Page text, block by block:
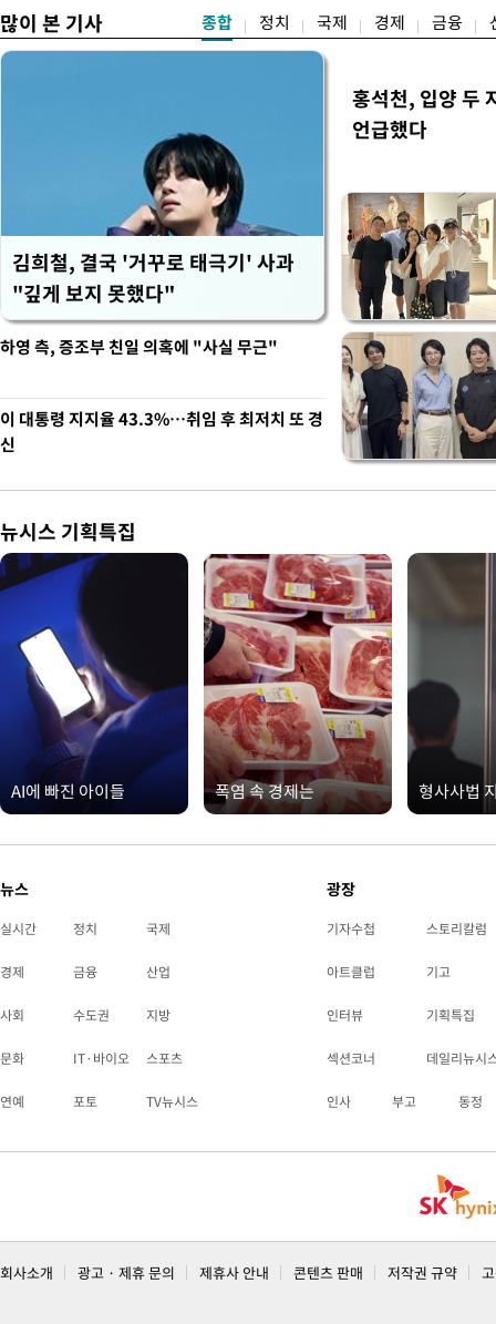
많이 본 기사 종합 정치 국제 경제 금융
김희철, 결국 '거꾸로 태극기' 사과
"깊게 보지 못했다"
홍석천, 입양 두
언급했다
하영 측, 증조부 친일 의혹에 "사실 무근"
이 대통령 지지율 43.3%…취임 후 최저치 또 경
신
뉴시스 기획특집
AI에 빠진 아이들 폭염 속 경제는 형사사법
뉴스
실시간 정치 국제
경제 금융 산업
사회 수도권 지방
문화 IT·바이오 스포츠
연예 포토 TV뉴시스
광장
기자수첩 스토리칼럼
아트클럽 기고
인터뷰 기획특집
섹션코너 데일리뉴시
인사 부고 동정
회사소개 광고 · 제휴 문의 제휴사 안내 콘텐츠 판매 저작권 규약